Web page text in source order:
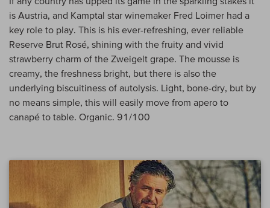
is Austria, and Kamptal star winemaker Fred Loimer had a
key role to play. This is his ever-refreshing, ever reliable
Reserve Brut Rosé, shining with the fruity and vivid
strawberry charm of the Zweigelt grape. The mousse is
creamy, the freshness bright, but there is also the
underlying biscuitiness of autolysis. Light, bone-dry, but by
no means simple, this will easily move from apero to
canapé to table. Organic. 91/100